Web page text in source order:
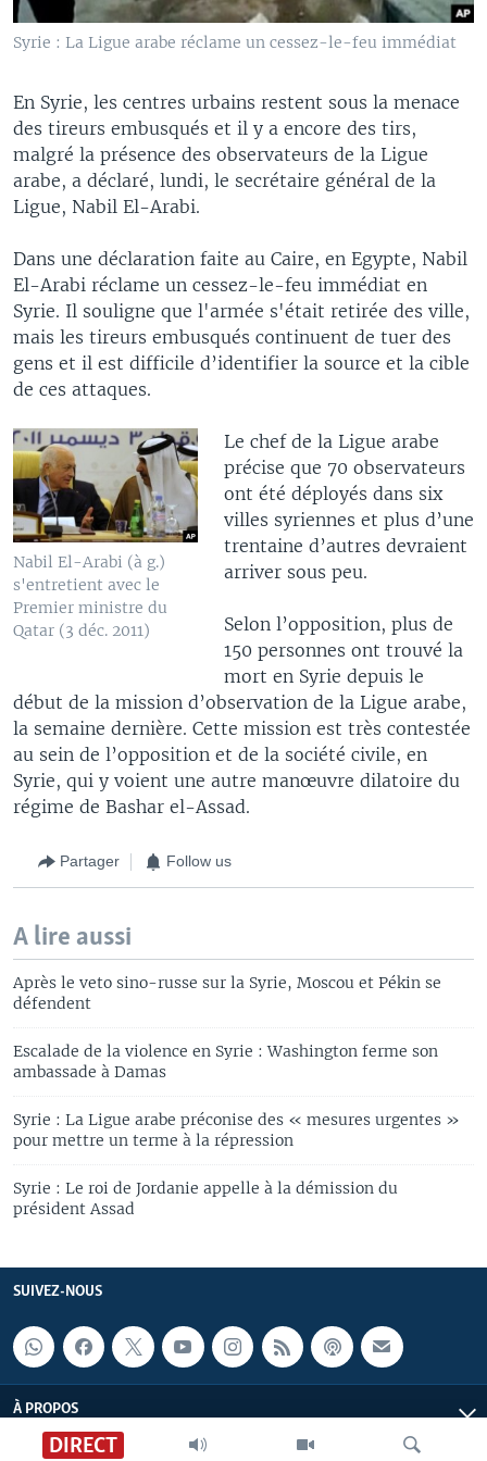
DIRECT
Syrie : La Ligue arabe réclame un cessez-le-feu immédiat
En Syrie, les centres urbains restent sous la menace
des tireurs embusqués et il y a encore des tirs,
malgré la présence des observateurs de la Ligue
arabe, a déclaré, lundi, le secrétaire général de la
Ligue, Nabil El-Arabi.
Dans une déclaration faite au Caire, en Egypte, Nabil
El-Arabi réclame un cessez-le-feu immédiat en
Syrie. Il souligne que l'armée s'était retirée des ville,
mais les tireurs embusqués continuent de tuer des
gens et il est difficile d’identifier la source et la cible
de ces attaques.
Nabil El-Arabi (à g.)
s'entretient avec le
Premier ministre du
Qatar (3 déc. 2011)
Le chef de la Ligue arabe
précise que 70 observateurs
ont été déployés dans six
villes syriennes et plus d’une
trentaine d’autres devraient
arriver sous peu.
Selon l’opposition, plus de
150 personnes ont trouvé la
mort en Syrie depuis le
début de la mission d’observation de la Ligue arabe,
la semaine dernière. Cette mission est très contestée
au sein de l’opposition et de la société civile, en
Syrie, qui y voient une autre manœuvre dilatoire du
régime de Bashar el-Assad.
Partager Follow us
A lire aussi
Après le veto sino-russe sur la Syrie, Moscou et Pékin se
défendent
Escalade de la violence en Syrie : Washington ferme son
ambassade à Damas
Syrie : La Ligue arabe préconise des « mesures urgentes »
pour mettre un terme à la répression
Syrie : Le roi de Jordanie appelle à la démission du
président Assad
SUIVEZ-NOUS
À PROPOS